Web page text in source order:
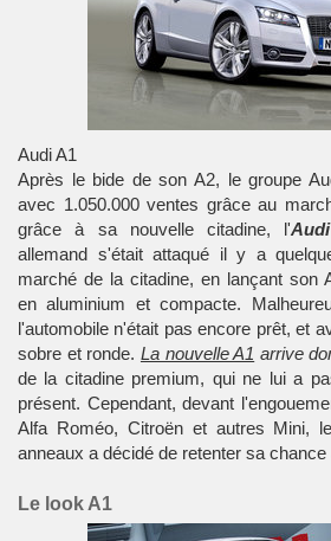
Audi A1
Après le bide de son A2, le groupe
avec 1.050.000 ventes grâce au
grâce à sa nouvelle citadine, l'
allemand s'était attaqué il y a
marché de la citadine, en lançant son
en aluminium et compacte.
l'automobile n'était pas encore prêt, et
sobre et ronde. La nouvelle A1 arrive
de la citadine premium, qui ne lui a
présent. Cependant, devant
Alfa Roméo, Citroën et autres Mini,
anneaux a décidé de retenter sa chance
Le look A1